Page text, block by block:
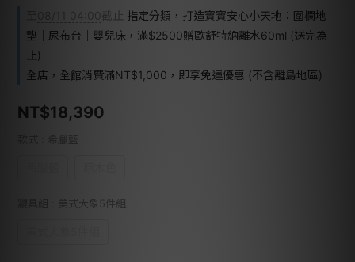
08/11 04:00截止 指定分類，打造寶寶安心小天地：圍欄地
墊｜尿布台｜嬰兒床，滿$2500贈歐舒特納離水60ml (送完為
止)
全店，全館消費滿NT$1,000，即享免運優惠 (不含離島地區)
NT$18,390
: 希臘藍
: 美式大象5件組